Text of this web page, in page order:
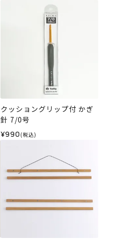
クッショングリップ付 かぎ
針 7/0号
¥990 (税込)